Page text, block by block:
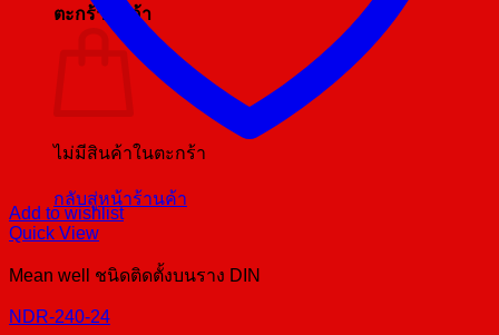
ตะกร้าสินค้า
ไม่มีสินค้าในตะกร้า
กลับสู่หน้าร้านค้า
Add to wishlist
Quick View
Mean well ชนิดติดตั้งบนราง DIN
NDR-240-24